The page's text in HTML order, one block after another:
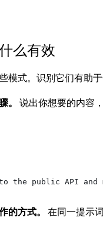
么有效
模式。识别它们有助
。 说出你想要的内容
the public API
的方式。 在同一提示